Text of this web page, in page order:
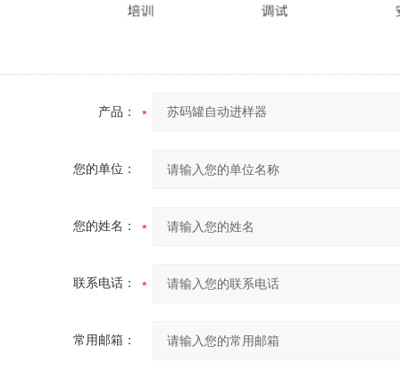
产品：
您的单位：
您的姓名：
联系电话：
常用邮箱：